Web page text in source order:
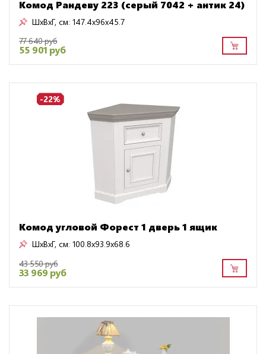
Комод Рандеву 223 (серый 7042 + антик 24)
ШxВxГ, см: 147.4x96x45.7
77 640 руб
55 901 руб
-22%
Комод угловой Форест 1 дверь 1 ящик
ШxВxГ, см: 100.8x93.9x68.6
43 550 руб
33 969 руб